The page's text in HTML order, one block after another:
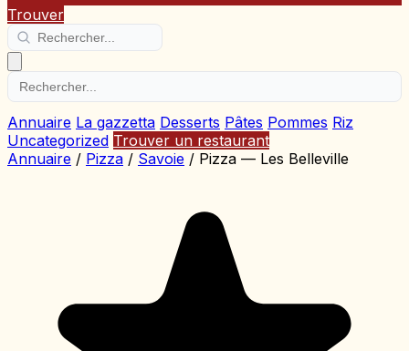
Trouver
Annuaire La gazzetta Desserts Pâtes Pommes Riz
Uncategorized Trouver un restaurant
Annuaire / Pizza / Savoie / Pizza — Les Belleville